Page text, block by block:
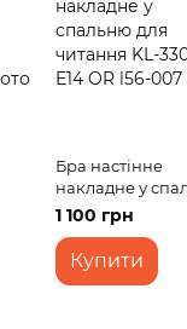
Бра настінне
накладне у
для читання KL-
330W/1 E14 OR
1 100 грн
Купити